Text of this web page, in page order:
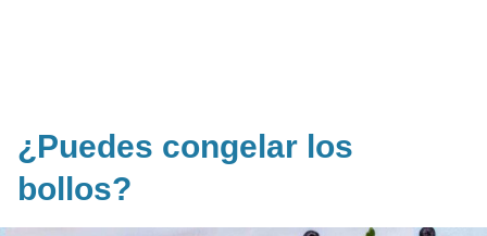
¿Puedes congelar los
bollos?